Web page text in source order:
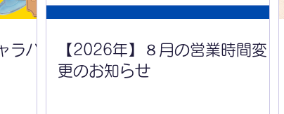
ラバ
【2026年】８月の営業時間変
更のお知らせ